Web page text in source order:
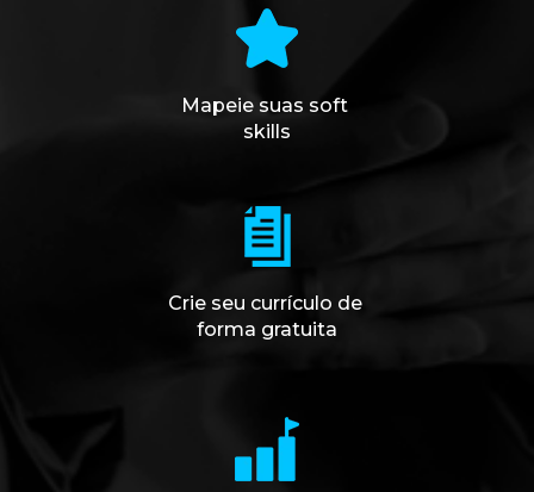
Mapeie suas soft
skills
Crie seu currículo de
forma gratuita